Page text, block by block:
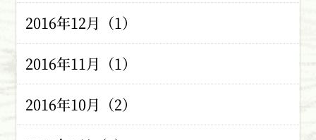
2016年12月（1）
2016年11月（1）
2016年10月（2）